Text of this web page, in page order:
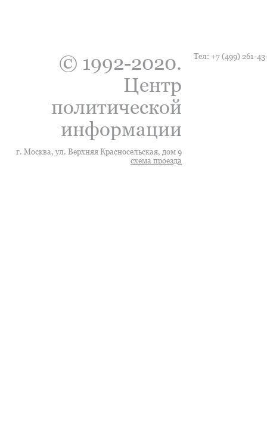
© 1992-2020.
Центр
политической
информации
Тел: +7 (499) 261-
г. Москва, ул. Верхняя Красносельская, дом 9
схема проезда